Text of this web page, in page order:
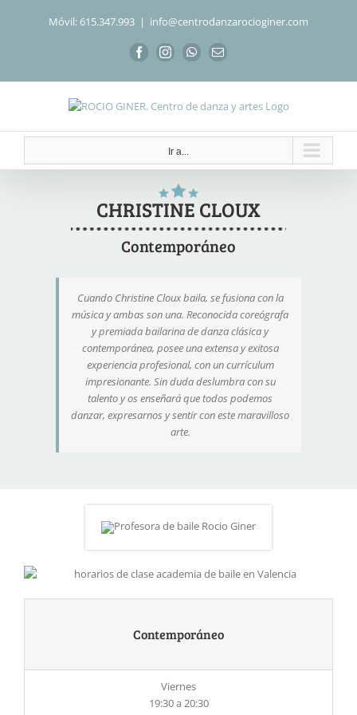
Móvil: 615.347.993 | info@centrodanzarocioginer.com
FacebookInstagramWhatsApp
Correo
Ir a...
CHRISTINE CLOUX
Contemporáneo
Cuando Christine Cloux baila, se fusiona con la
música y ambas son una. Reconocida coreógrafa
y premiada bailarina de danza clásica y
contemporánea, posee una extensa y exitosa
experiencia profesional, con un currículum
impresionante. Sin duda deslumbra con su
talento y os enseñará que todos podemos
danzar, expresarnos y sentir con este maravilloso
arte.
Contemporáneo
Viernes
19:30 a 20:30